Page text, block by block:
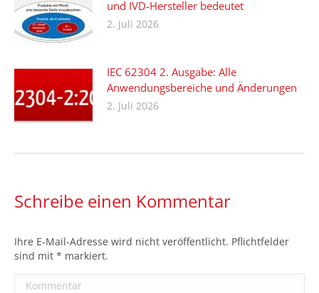
und IVD-Hersteller bedeutet
2. Juli 2026
IEC 62304 2. Ausgabe: Alle
Anwendungsbereiche und Änderungen
2. Juli 2026
Schreibe einen Kommentar
Ihre E-Mail-Adresse wird nicht veröffentlicht. Pflichtfelder
sind mit * markiert.
Kommentar